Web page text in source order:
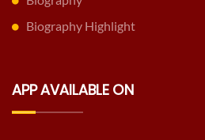
Biography Highlight
APP AVAILABLE ON